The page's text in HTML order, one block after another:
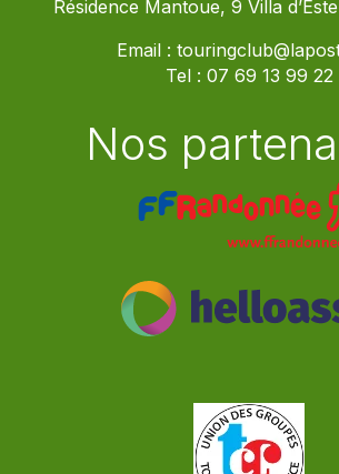
Résidence Mantoue, 9 Villa
Email :
Tel : 07 69 13 99 22
Nos